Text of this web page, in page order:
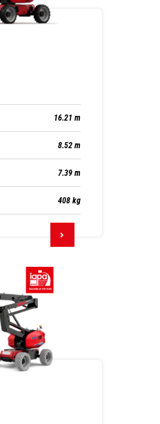
16.21 m
8.52 m
7.39 m
408 kg